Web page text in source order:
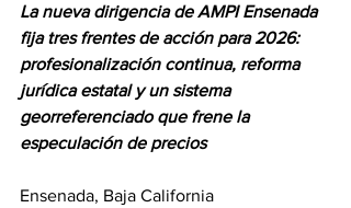
La nueva dirigencia de AMPI Ensenada
fija tres frentes de acción para 2026:
profesionalización continua, reforma
jurídica estatal y un sistema
georreferenciado que frene la
especulación de precios
Ensenada, Baja California